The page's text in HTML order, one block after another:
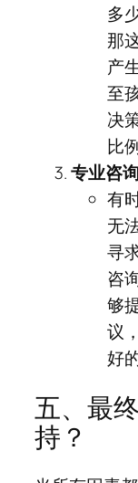
多
那
产
至
决
比
专业咨
有
无
寻
咨
够
议
好
五、最
持？